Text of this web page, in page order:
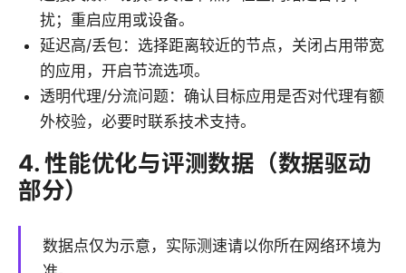
扰；重启应用或设备。
延迟高/丢包：选择距离较近的节点，关闭占用带宽
的应用，开启节流选项。
透明代理/分流问题：确认目标应用是否对代理有额
外校验，必要时联系技术支持。
4. 性能优化与评测数据（数据驱动
部分）
数据点仅为示意，实际测速请以你所在网络环境为